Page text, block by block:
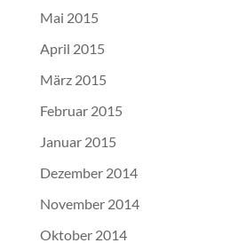
Mai 2015
April 2015
März 2015
Februar 2015
Januar 2015
Dezember 2014
November 2014
Oktober 2014